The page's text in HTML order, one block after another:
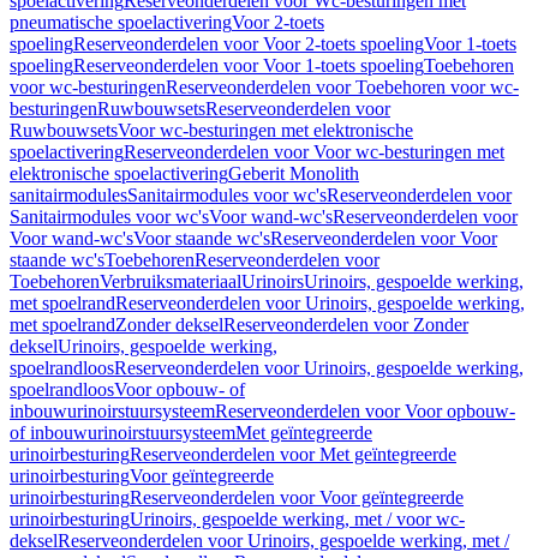
pneumatische spoelactiveringVoor 2-toets
spoelingReserveonderdelen voor Voor 2-toets spoelingVoor 1-toets
spoelingReserveonderdelen voor Voor 1-toets spoelingToebehoren
voor wc-besturingenReserveonderdelen voor Toebehoren voor wc-
besturingenRuwbouwsetsReserveonderdelen voor
RuwbouwsetsVoor wc-besturingen met elektronische
spoelactiveringReserveonderdelen voor Voor wc-besturingen met
elektronische spoelactiveringGeberit Monolith
sanitairmodulesSanitairmodules voor wc'sReserveonderdelen voor
Sanitairmodules voor wc'sVoor wand-wc'sReserveonderdelen voor
Voor wand-wc'sVoor staande wc'sReserveonderdelen voor Voor
staande wc'sToebehorenReserveonderdelen voor
ToebehorenVerbruiksmateriaalUrinoirsUrinoirs, gespoelde werking,
met spoelrandReserveonderdelen voor Urinoirs, gespoelde werking,
met spoelrandZonder dekselReserveonderdelen voor Zonder
dekselUrinoirs, gespoelde werking,
spoelrandloosReserveonderdelen voor Urinoirs, gespoelde werking,
spoelrandloosVoor opbouw- of
inbouwurinoirstuursysteemReserveonderdelen voor Voor opbouw-
of inbouwurinoirstuursysteemMet geïntegreerde
urinoirbesturingReserveonderdelen voor Met geïntegreerde
urinoirbesturingVoor geïntegreerde
urinoirbesturingReserveonderdelen voor Voor geïntegreerde
urinoirbesturingUrinoirs, gespoelde werking, met / voor wc-
dekselReserveonderdelen voor Urinoirs, gespoelde werking, met /